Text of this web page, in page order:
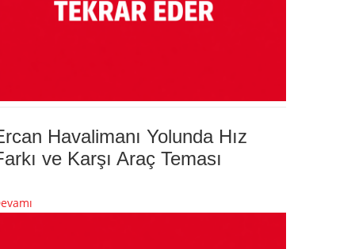
Havalimanı Yolunda Hız
ve Karşı Araç Teması